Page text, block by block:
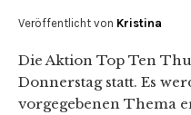
Veröffentlicht von Kristina
Die Aktion Top Ten
Donnerstag statt. Es
vorgegebenen Thema